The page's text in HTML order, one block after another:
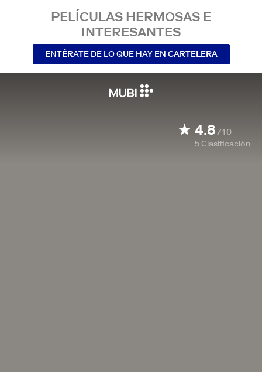
PELÍCULAS HERMOSAS E
INTERESANTES
ENTÉRATE DE LO QUE HAY EN CARTELERA
4.8/10
5Clasificación